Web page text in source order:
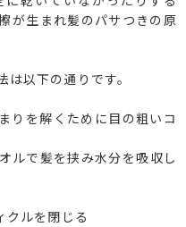
が生まれ髪のパサつきの原
以下の通りです。
を解くために目の粗いコ
で髪を挟み水分を吸収し
ルを閉じる